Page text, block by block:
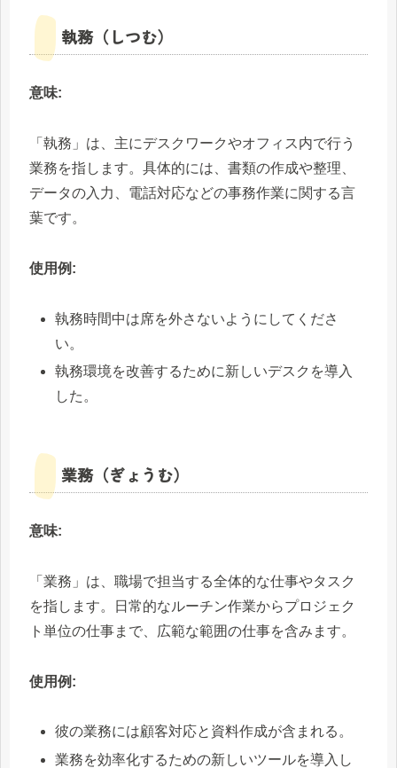
執務（しつむ）
意味:
「執務」は、主にデスクワークやオフィス内で行う
業務を指します。具体的には、書類の作成や整理、
データの入力、電話対応などの事務作業に関する言
葉です。
使用例:
執務時間中は席を外さないようにしてくださ
い。
執務環境を改善するために新しいデスクを導入
した。
業務（ぎょうむ）
意味:
「業務」は、職場で担当する全体的な仕事やタスク
を指します。日常的なルーチン作業からプロジェク
ト単位の仕事まで、広範な範囲の仕事を含みます。
使用例:
彼の業務には顧客対応と資料作成が含まれる。
業務を効率化するための新しいツールを導入し